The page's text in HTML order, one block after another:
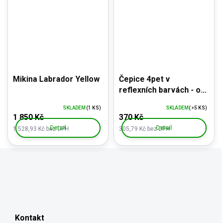
Mikina Labrador Yellow
1 528,93 Kč bez DPH
1 850 Kč
SKLADEM (1 KS)
Detail
Čepice 4pet v
reflexních barvách - od
305,79 Kč bez DPH
370 Kč
SKLADEM(>5 KS)
Detail
Kontakt